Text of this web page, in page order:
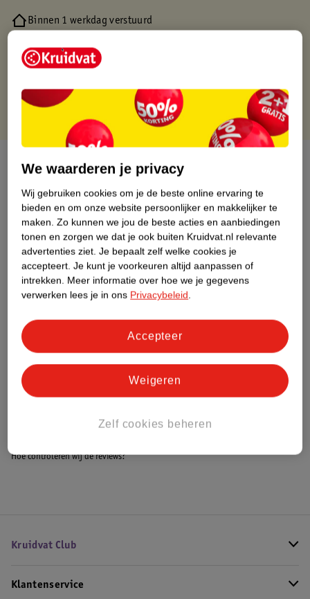
Binnen 1 werkdag verstuurd
Gratis retourneren via verkooppartner.
Gratis punten met je Kruidvat kaart
Over dit product
Productinformatie
Nature Impact Score
Dit product heeft (nog) geen Nature
Impact Score.
Meer informatie
Bestel & Bezorginformatie
Bekijk ook
Alle Zitverhogers
Hoe controleren wij de reviews?
Kruidvat Club
Klantenservice
We waarderen je privacy
Wij gebruiken cookies om je de beste online ervaring te
bieden en om onze website persoonlijker en makkelijker te
maken. Zo kunnen we jou de beste acties en aanbiedingen
tonen en zorgen we dat je ook buiten Kruidvat.nl relevante
advertenties ziet. Je bepaalt zelf welke cookies je
accepteert. Je kunt je voorkeuren altijd aanpassen of
intrekken. Meer informatie over hoe we je gegevens
verwerken lees je in ons Privacybeleid.
Zelf cookies beheren
Weigeren
Accepteer